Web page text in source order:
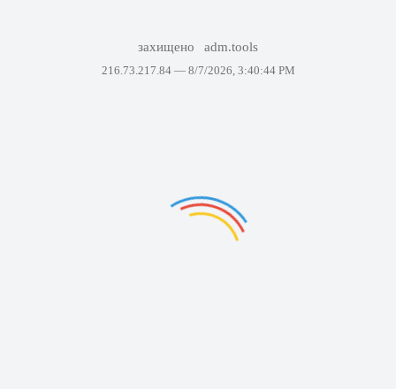
захищено adm.tools
216.73.217.84 — 8/7/2026, 3:40:44 PM